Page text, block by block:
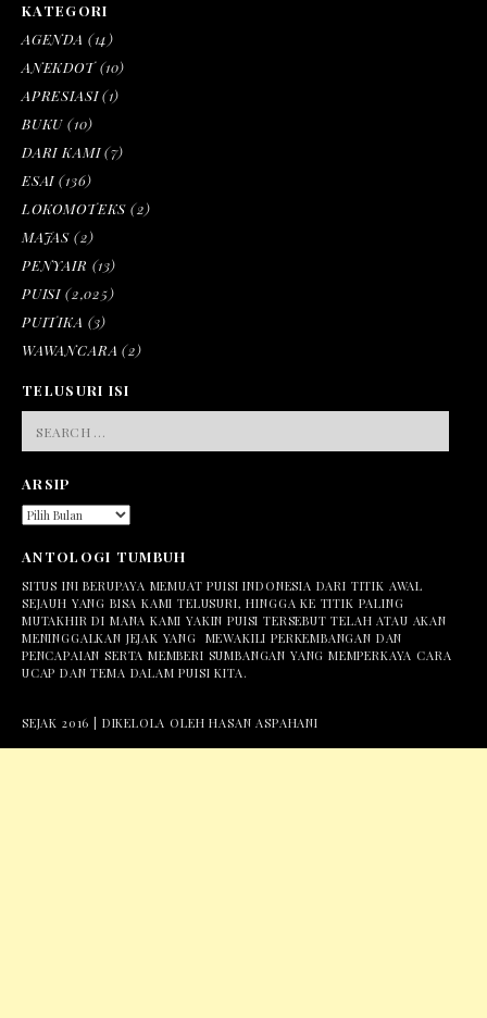
KATEGORI
AGENDA (14)
ANEKDOT(10)
APRESIASI(1)
BUKU (10)
DARI KAMI(7)
ESAI (136)
LOKOMOTEKS (2)
MAJAS (2)
PENYAIR (13)
PUISI (2,025)
PUITIKA (3)
WAWANCARA (2)
TELUSURI ISI
FOR:
ARSIP
ARSIP
ANTOLOGI TUMBUH
SITUS INI BERUPAYA MEMUAT PUISI INDONESIA DARI TITIK AWAL
SEJAUH YANG BISA KAMI TELUSURI, HINGGA KE TITIK PALING
MUTAKHIR DI MANA KAMI YAKIN PUISI TERSEBUT TELAH ATAU AKAN
MENINGGALKAN JEJAK YANG MEWAKILI PERKEMBANGAN DAN
PENCAPAIAN SERTA MEMBERI SUMBANGAN YANG MEMPERKAYA CARA
UCAP DAN TEMA DALAM PUISI KITA.
SEJAK 2016 | DIKELOLA OLEH HASAN ASPAHANI